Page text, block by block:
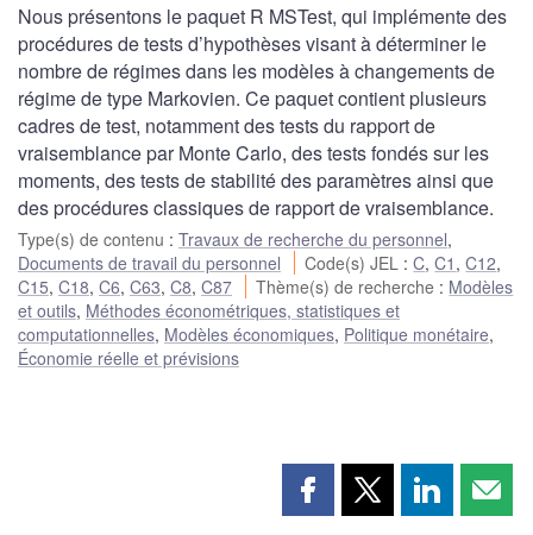
Nous présentons le paquet R MSTest, qui implémente des
procédures de tests d’hypothèses visant à déterminer le
nombre de régimes dans les modèles à changements de
régime de type Markovien. Ce paquet contient plusieurs
cadres de test, notamment des tests du rapport de
vraisemblance par Monte Carlo, des tests fondés sur les
moments, des tests de stabilité des paramètres ainsi que
des procédures classiques de rapport de vraisemblance.
Type(s) de contenu : Travaux de recherche du personnel,
Documents de travail du personnel
Code(s) JEL :C,C1 ,C12,
C15, C18, C6, C63, C8, C87 Thème(s) de recherche : Modèles
et outils, Méthodes économétriques, statistiques et
computationnelles, Modèles économiques, Politique monétaire,
Économie réelle et prévisions
PartagerPartagerPartager